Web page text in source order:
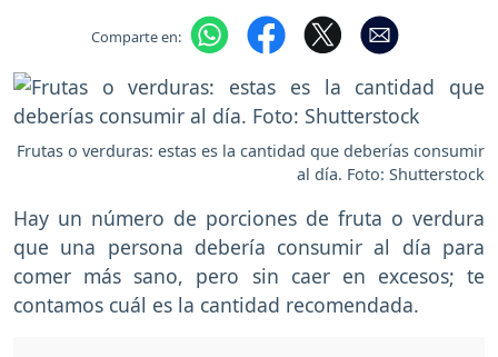
Comparte en:
Frutas o verduras: estas es la cantidad que deberías consumir
al día. Foto: Shutterstock
Hay un número de porciones de fruta o verdura
que una persona debería consumir al día para
comer más sano, pero sin caer en excesos; te
contamos cuál es la cantidad recomendada.